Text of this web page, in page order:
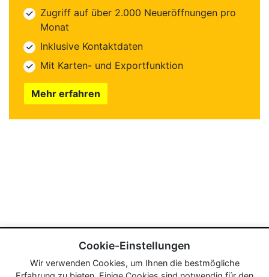
Zugriff auf über 2.000 Neueröffnungen pro
Monat
Inklusive Kontaktdaten
Mit Karten- und Exportfunktion
Mehr erfahren
Cookie-Einstellungen
Wir verwenden Cookies, um Ihnen die bestmögliche